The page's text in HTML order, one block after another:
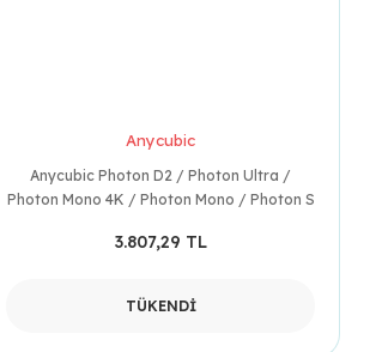
Anycubic
Anycubic Photon D2 / Photon Ultra /
Photon Mono 4K / Photon Mono / Photon S
3.807,29 TL
TÜKENDİ